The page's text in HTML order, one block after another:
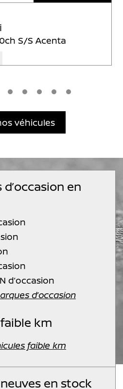
S/S Acenta
véhicules
en
d’occasion
d’occasion
km
faible km
en stock